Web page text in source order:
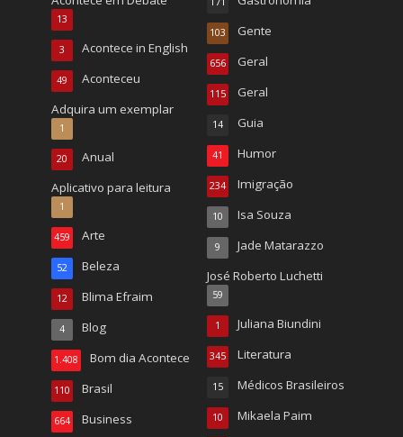
13
Acontece in English
3
Aconteceu
49
Adquira um exemplar
1
Anual
20
Aplicativo para leitura
1
Arte
459
Beleza
52
Blima Efraim
12
Blog
4
Bom dia Acontece
1.408
Brasil
110
Business
664
Gente
103
Geral
656
Geral
115
Guia
14
Humor
41
Imigração
234
Isa Souza
10
Jade Matarazzo
9
José Roberto Luchetti
59
Juliana Biundini
1
Literatura
345
Médicos Brasileiros
15
Mikaela Paim
10